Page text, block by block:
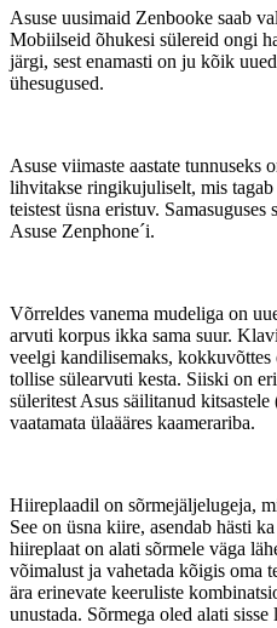
Asuse uusimaid Zenbooke saab
Mobiilseid õhukesi sülereid ongi
järgi, sest enamasti on ju kõik
ühesugused.
Asuse viimaste aastate
lihvitakse ringikujuliselt, mis tagab
teistest üsna eristuv.
Asuse Zenphone´i.
Võrreldes vanema mudeliga on
arvuti korpus ikka sama suur.
veelgi kandilisemaks,
tollise sülearvuti kesta. Siiski on
süleritest Asus säilitanud
vaatamata ülaääres kaamerariba.
Hiireplaadil on sõrmejäljelugeja,
See on üsna kiire, asendab hästi
hiireplaat on alati sõrmele väga
võimalust ja vahetada kõigis oma
ära erinevate keeruliste
unustada. Sõrmega oled alati sisse